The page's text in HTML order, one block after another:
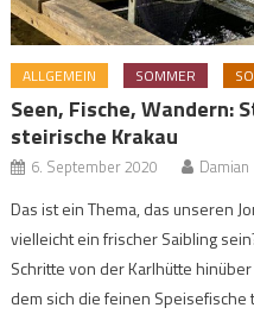
ALLGEMEIN SOMMER
Seen, Fische, Wandern:
steirische Krakau
6. September 2020 Damian
Das ist ein Thema, das unseren
vielleicht ein frischer Saibling
Schritte von der Karlhütte
dem sich die feinen Speisefische